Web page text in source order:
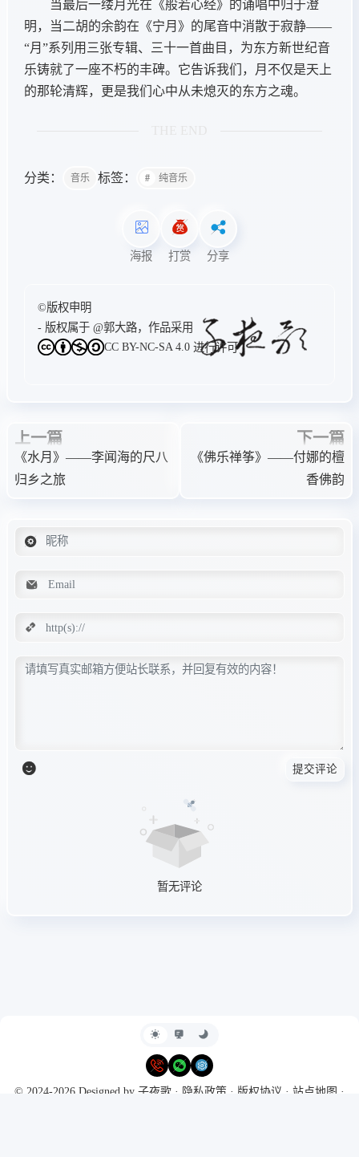
当最后一缕月光在《般若心经》的诵唱中归于澄
明，当二胡的余韵在《宁月》的尾音中消散于寂静——
“月”系列用三张专辑、三十一首曲目，为东方新世纪音
乐铸就了一座不朽的丰碑。它告诉我们，月不仅是天上
的那轮清辉，更是我们心中从未熄灭的东方之魂。
分类： 音乐 标签： 纯音乐
海报 打赏 分享
©版权申明
- 版权属于 @郭大路，作品采用
CC BY-NC-SA 4.0 进行许可
上一篇
《水月》——李闻海的尺八
归乡之旅
下一篇
《佛乐禅筝》——付娜的檀
香佛韵
提交评论
暂无评论
© 2024-2026 Designed by 子夜歌 · 隐私政策 · 版权协议 · 站点地图 ·